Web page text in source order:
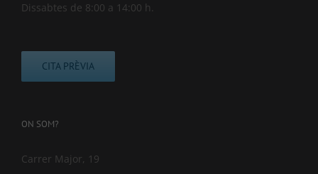
Dissabtes de 8:00 a 14:00 h.
CITA PRÈVIA
ON SOM?
Carrer Major, 19